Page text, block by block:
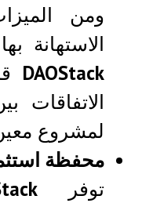
ومن
الاستهانة
DAOStack
الاتفاقات
لمشروع
محفظة
توفر